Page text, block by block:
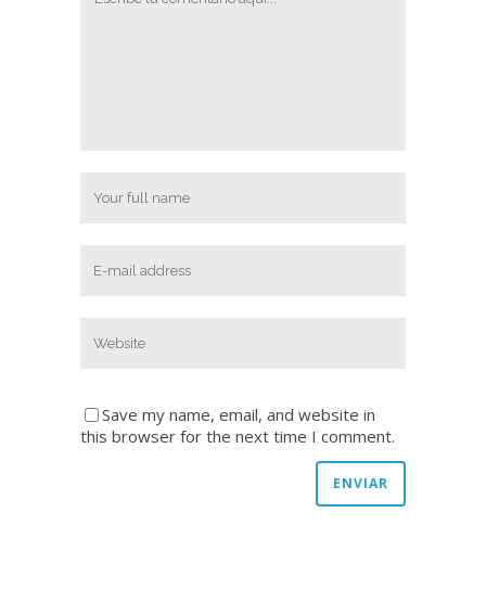
Save my name, email, and website in
this browser for the next time I comment.